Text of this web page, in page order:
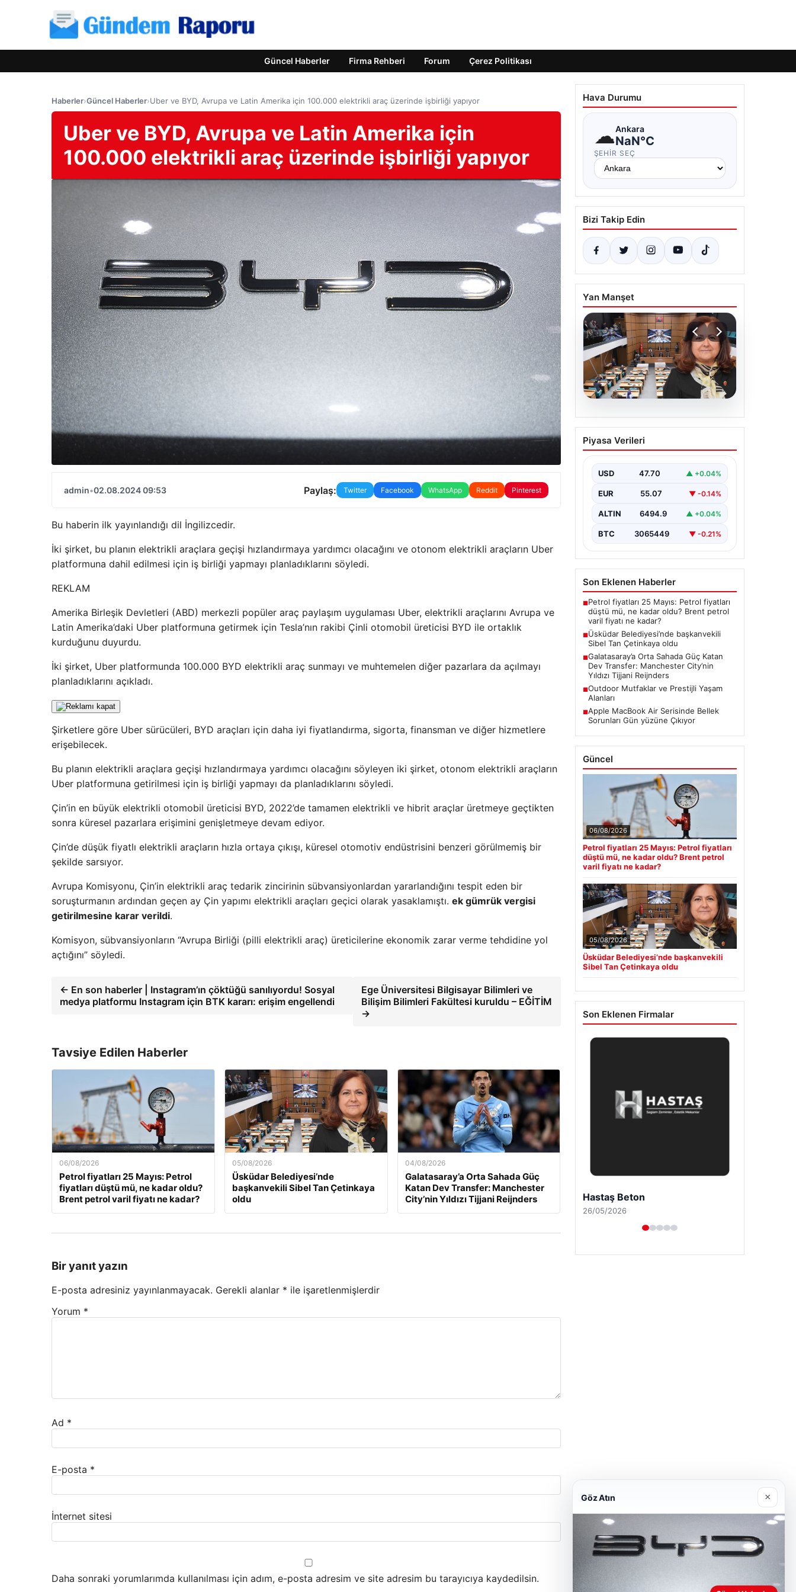
Güncel Haberler Firma Rehberi Forum Çerez Politikası
Haberler›Güncel Haberler›Uber ve BYD, Avrupa ve Latin Amerika için 100.000 elektrikli araç üzerinde işbirliği yapıyor
Uber ve BYD, Avrupa ve Latin Amerika için
100.000 elektrikli araç üzerinde işbirliği yapıyor
admin•02.08.2024 09:53 Paylaş: Twitter Facebook WhatsApp Reddit Pinterest
Bu haberin ilk yayınlandığı dil İngilizcedir.
İki şirket, bu planın elektrikli araçlara geçişi hızlandırmaya yardımcı olacağını ve otonom elektrikli araçların Uber
platformuna dahil edilmesi için iş birliği yapmayı planladıklarını söyledi.
REKLAM
Amerika Birleşik Devletleri (ABD) merkezli popüler araç paylaşım uygulaması Uber, elektrikli araçlarını Avrupa ve
Latin Amerika’daki Uber platformuna getirmek için Tesla’nın rakibi Çinli otomobil üreticisi BYD ile ortaklık
kurduğunu duyurdu.
İki şirket, Uber platformunda 100.000 BYD elektrikli araç sunmayı ve muhtemelen diğer pazarlara da açılmayı
planladıklarını açıkladı.
Şirketlere göre Uber sürücüleri, BYD araçları için daha iyi fiyatlandırma, sigorta, finansman ve diğer hizmetlere
erişebilecek.
Bu planın elektrikli araçlara geçişi hızlandırmaya yardımcı olacağını söyleyen iki şirket, otonom elektrikli araçların
Uber platformuna getirilmesi için iş birliği yapmayı da planladıklarını söyledi.
Çin’in en büyük elektrikli otomobil üreticisi BYD, 2022’de tamamen elektrikli ve hibrit araçlar üretmeye geçtikten
sonra küresel pazarlara erişimini genişletmeye devam ediyor.
Çin’de düşük fiyatlı elektrikli araçların hızla ortaya çıkışı, küresel otomotiv endüstrisini benzeri görülmemiş bir
şekilde sarsıyor.
Avrupa Komisyonu, Çin’in elektrikli araç tedarik zincirinin sübvansiyonlardan yararlandığını tespit eden bir
soruşturmanın ardından geçen ay Çin yapımı elektrikli araçları geçici olarak yasaklamıştı. ek gümrük vergisi
getirilmesine karar verildi.
Komisyon, sübvansiyonların “Avrupa Birliği (pilli elektrikli araç) üreticilerine ekonomik zarar verme tehdidine yol
açtığını” söyledi.
← En son haberler | Instagram’ın çöktüğü sanılıyordu! Sosyal
medya platformu Instagram için BTK kararı: erişim engellendi
Ege Üniversitesi Bilgisayar Bilimleri ve
Bilişim Bilimleri Fakültesi kuruldu – EĞİTİM
→
Tavsiye Edilen Haberler
06/08/2026
Petrol fiyatları 25 Mayıs: Petrol
fiyatları düştü mü, ne kadar oldu?
Brent petrol varil fiyatı ne kadar?
05/08/2026
Üsküdar Belediyesi’nde
başkanvekili Sibel Tan Çetinkaya
oldu
04/08/2026
Galatasaray’a Orta Sahada Güç
Katan Dev Transfer: Manchester
City’nin Yıldızı Tijjani Reijnders
Bir yanıt yazın
E-posta adresiniz yayınlanmayacak. Gerekli alanlar * ile işaretlenmişlerdir
Yorum *
Ad *
E-posta *
İnternet sitesi
Daha sonraki yorumlarımda kullanılması için adım, e-posta adresim ve site adresim bu tarayıcıya kaydedilsin.
Hava Durumu
☁Ankara
NaN°C
ŞEHIR SEÇ
Bizi Takip Edin
Yan Manşet
05.08.2026
Üsküdar Belediyesi’nde
başkanvekili Sibel Tan
Piyasa Verileri
USD 47.70 ▲ +0.04%
EUR 55.07 ▼ -0.14%
ALTIN 6494.9 ▲ +0.04%
BTC 3065449 ▼ -0.21%
Son Eklenen Haberler
■Petrol fiyatları 25 Mayıs: Petrol fiyatları
düştü mü, ne kadar oldu? Brent petrol
varil fiyatı ne kadar?
■Üsküdar Belediyesi’nde başkanvekili
Sibel Tan Çetinkaya oldu
■Galatasaray’a Orta Sahada Güç Katan
Dev Transfer: Manchester City’nin
Yıldızı Tijjani Reijnders
■Outdoor Mutfaklar ve Prestijli Yaşam
Alanları
■Apple MacBook Air Serisinde Bellek
Sorunları Gün yüzüne Çıkıyor
Güncel
06/08/2026
Petrol fiyatları 25 Mayıs: Petrol fiyatları
düştü mü, ne kadar oldu? Brent petrol
varil fiyatı ne kadar?
05/08/2026
Üsküdar Belediyesi’nde başkanvekili
Sibel Tan Çetinkaya oldu
Son Eklenen Firmalar
Enes Kaplan Avukatlık Bürosu
28/04/2026
Göz Atın ×